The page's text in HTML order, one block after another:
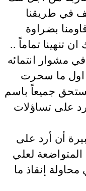
في طريقنا
بضراوة
تنهينا تماماً ..
مشوار انتمائه
اول ما سحرت
نستحق جميعاً باسم
على تساؤلات
أن أرد على
لعلي
إنقاذ ما